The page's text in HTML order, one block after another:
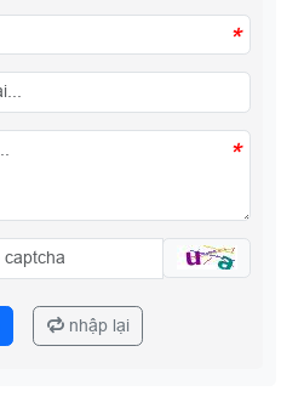
*
*
nhập lại